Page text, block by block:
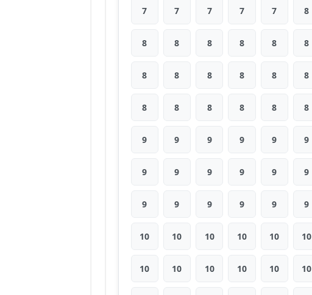
7 7 7 7 7 8
8 8 8 8 8 8
8 8 8 8 8 8
8 8 8 8 8 8
9 9 9 9 9 9
9 9 9 9 9 9
9 9 9 9 9 9
10 10 10 10 10 10
10 10 10 10 10 10